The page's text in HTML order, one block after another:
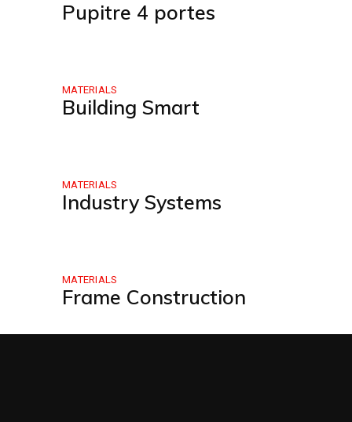
Pupitre 4 portes
MATERIALS
Building Smart
MATERIALS
Industry Systems
MATERIALS
Frame Construction